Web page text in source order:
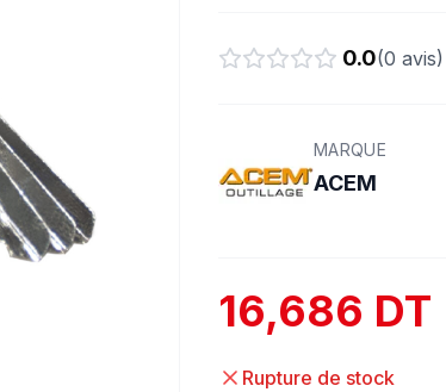
0.0(0 avis)
MARQUE
ACEM
16,686 DT
Rupture de stock